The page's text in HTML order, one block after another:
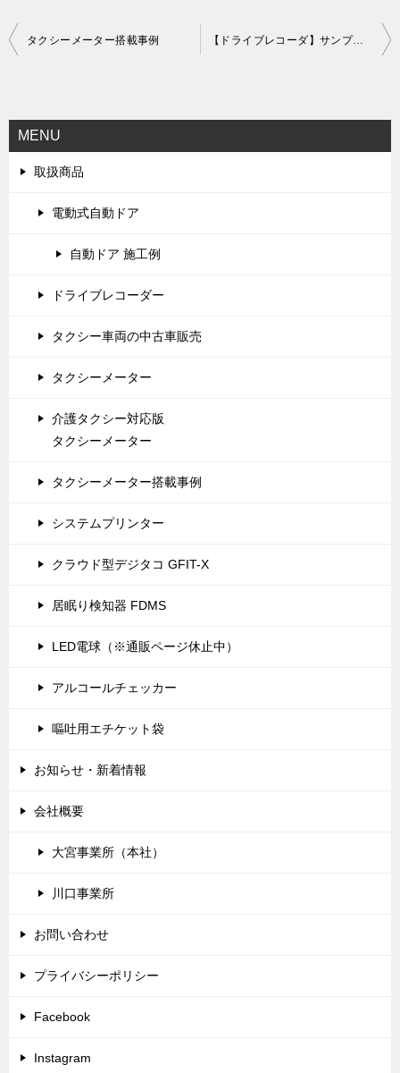
投
ビ
ゲ
ー
タクシーメーター搭載事例 【ドライブレコーダ】サンプル映像追加
MENU
取扱商品
電動式自動ドア
自動ドア 施工例
ドライブレコーダー
タクシー車両の中古車販売
タクシーメーター
介護タクシー対応版
タクシーメーター
タクシーメーター搭載事例
システムプリンター
クラウド型デジタコ GFIT-X
居眠り検知器 FDMS
LED電球（※通販ページ休止中）
アルコールチェッカー
嘔吐用エチケット袋
お知らせ・新着情報
会社概要
大宮事業所（本社）
川口事業所
お問い合わせ
プライバシーポリシー
Facebook
Instagram